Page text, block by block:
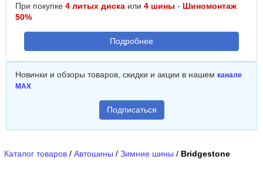
При покупке 4 литых диска или 4 шины - Шиномонтаж
50%
Подробнее
Новинки и обзоры товаров, скидки и акции в нашем канале
MAX
Подписаться
Каталог товаров / Автошины / Зимние шины / Bridgestone